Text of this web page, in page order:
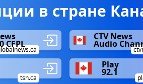
в стране
CFPL
CTV News
Audio
tsn.ca
Play
92.1